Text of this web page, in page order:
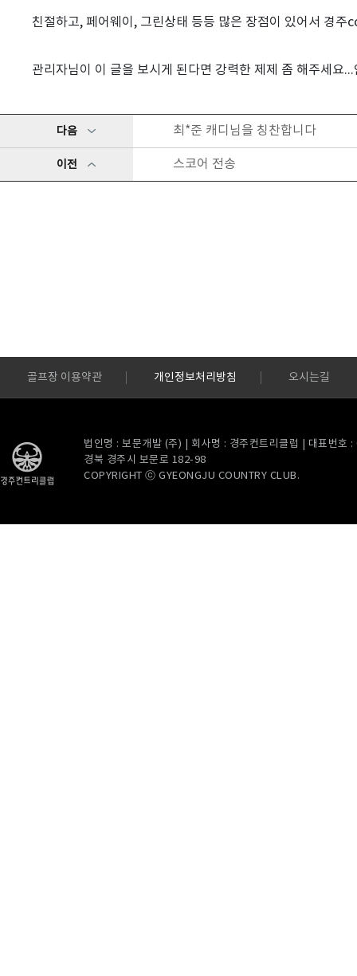
친절하고, 페어웨이, 그린상태 등등 많은 장점이 있어서 경
관리자님이 이 글을 보시게 된다면 강력한 제제 좀 해주세요
다음 최*준 캐디님을 칭찬합니다
이전 스코어 전송
골프장 이용약관 개인정보처리방침 오시는길
법인명 : 보문개발 (주) | 회사명 : 경주컨트리클럽 | 대표번
경북 경주시 보문로 182-98
COPYRIGHT ⓒ GYEONGJU COUNTRY CLUB.